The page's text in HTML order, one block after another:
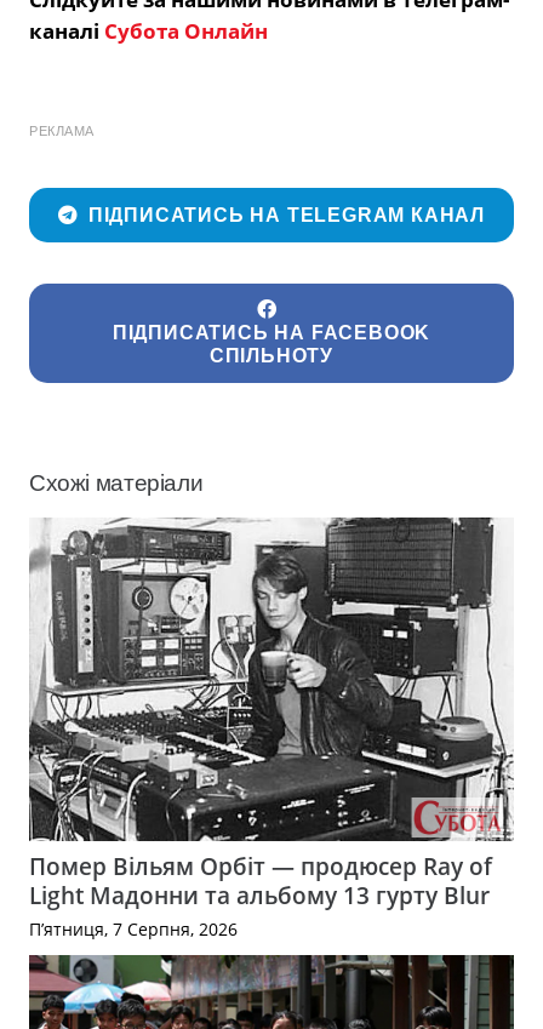
каналі Субота Онлайн
РЕКЛАМА
ПІДПИСАТИСЬ НА TELEGRAM КАНАЛ
ПІДПИСАТИСЬ НА FACEBOOK
СПІЛЬНОТУ
Схожі матеріали
Помер Вільям Орбіт — продюсер Ray of
Light Мадонни та альбому 13 гурту Blur
П’ятниця, 7 Серпня, 2026